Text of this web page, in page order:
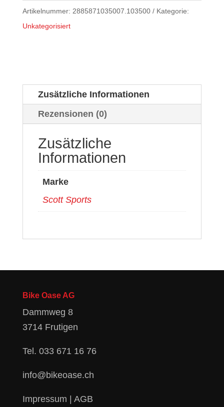
Artikelnummer: 2885871035007.103500
Kategorie:
Unkategorisiert
Zusätzliche Informationen
Rezensionen (0)
Zusätzliche
Informationen
Marke
Scott Sports
Bike Oase AG
Dammweg 8
3714 Frutigen
Tel. 033 671 16 76
info@bikeoase.ch
Impressum | AGB